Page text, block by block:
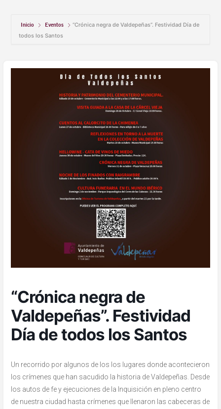
Inicio Eventos
“Crónica negra de Valdepeñas”. Festividad Día de
todos los Santos
“Crónica negra de
Valdepeñas”. Festividad
Día de todos los Santos
Un recorrido por algunos de los los lugares donde acontecieron
los crímenes que han sacudido la historia de Valdepeñas. Desde
los autos de fe y ejecuciones de la Inquisición en pleno centro
de nuestra ciudad hasta crímenes que llenaron las cabeceras de